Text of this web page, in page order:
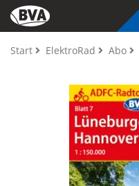
Start ElektroRad Abo